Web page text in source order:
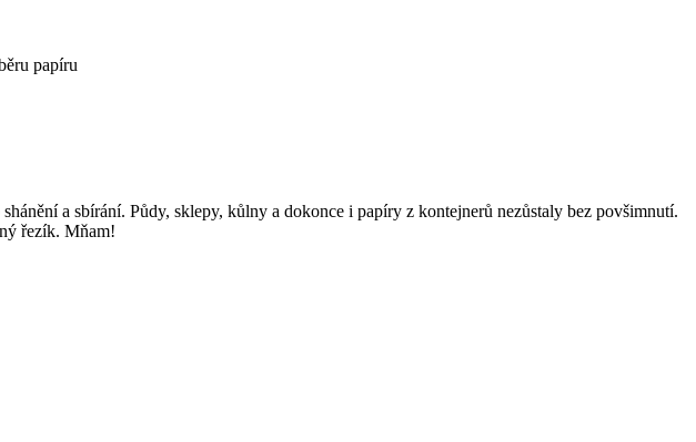
papíru
a sbírání. Půdy, sklepy, kůlny a dokonce i papíry z kontejnerů nezůstaly bez povšimnutí.
řezík. Mňam!